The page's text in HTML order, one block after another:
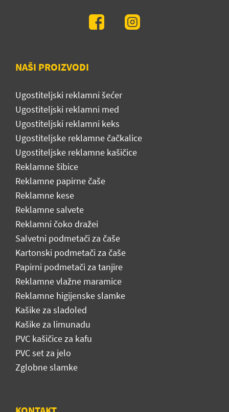
NAŠI PROIZVODI
Ugostiteljski reklamni šećer
Ugostiteljski reklamni med
Ugostiteljski reklamni keks
Ugostiteljske reklamne čačkalice
Ugostiteljske reklamne kašičice
Reklamne šibice
Reklamne papirne čaše
Reklamne kese
Reklamne salvete
Reklamni čoko dražei
Salvetni podmetači za čaše
Kartonski podmetači za čaše
Papirni podmetači za tanjire
Reklamne vlažne maramice
Reklamne higijenske slamke
Kašike za sladoled
Kašike za limunadu
PVC kašičice za kafu
PVC set za jelo
Zglobne slamke